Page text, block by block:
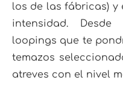
los de las fábricas) y
intensidad.
loopings que te
temazos
atreves con el nivel